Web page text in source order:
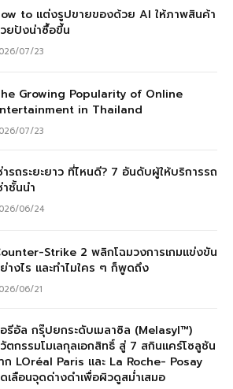
to แต่งรูปขายของด้วย AI ให้ภาพสินค้า
ยปังน่าซื้อขึ้น
07/23
Growing Popularity of Online
in Thailand
07/23
ารถระยะยาว ที่ไหนดี? 7 อันดับผู้ให้บริการรถ
าชั้นนำ
06/24
Strike 2 พลิกโฉมวงการเกมแข่งขัน
างไร และทำไมใคร ๆ ก็พูดถึง
06/21
รีอัล กรุ๊ปยกระดับเมลาซิล (Melasyl™)
ตกรรมโมเลกุลเอกสิทธิ์ สู่ 7 สกินแคร์โซลูชัน
ก LOréal Paris และ La Roche- Posay
เลือนจุดด่างดำเพื่อผิวดูสม่ำเสมอ